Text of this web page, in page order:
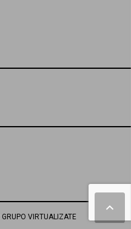
GRUPO VIRTUALIZATE